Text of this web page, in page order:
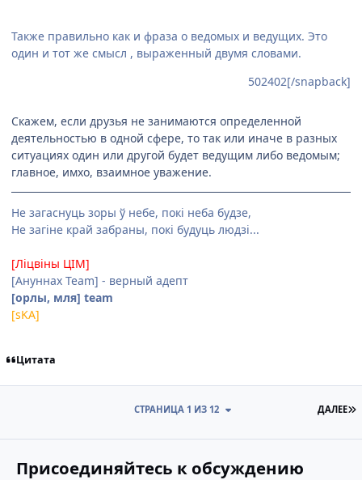
Также правильно как и фраза о ведомых и ведущих. Это
один и тот же смысл , выраженный двумя словами.
502402[/snapback]
Скажем, если друзья не занимаются определенной
деятельностью в одной сфере, то так или иначе в разных
ситуациях один или другой будет ведущим либо ведомым;
главное, имхо, взаимное уважение.
Не загаснуць зоры ў небе, покі неба будзе,
Не загіне край забраны, покі будуць людзі...
[Ліцвіны ЦІМ]
[Ануннах Team] - верный адепт
[орлы, мля] team
[sKA]
Цитата
ДАЛЕЕ
СТРАНИЦА 1 ИЗ 12
Присоединяйтесь к обсуждению